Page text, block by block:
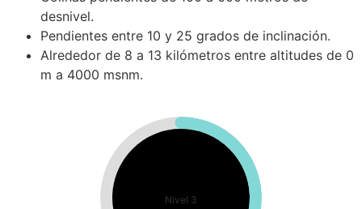
desnivel.
Pendientes entre 10 y 25 grados de inclinación.
Alrededor de 8 a 13 kilómetros entre altitudes de 0
m a 4000 msnm.
Nivel 3